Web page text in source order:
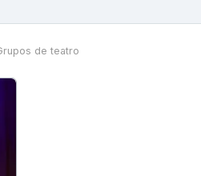
de teatro